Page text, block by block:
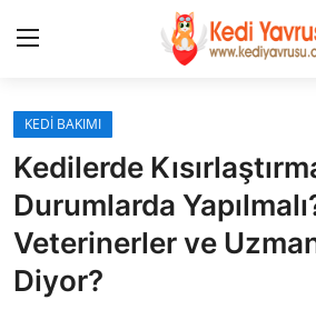
Giriş
HAKKIMIZDA
REKLAM
KEDİ BAKIMI
Kedilerde
Durumlarda
Veterinerler ve
Diyor?